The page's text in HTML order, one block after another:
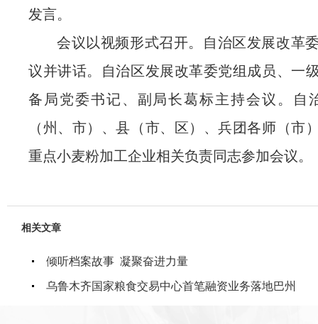
发言。
会议以视频形式召开。 自治区发展改革
议并讲话。自治区发展改革委党组成员 、一
备局党委书记、副局长葛标主持会议。自
（州、市）、县（市、
区） 、兵团各师（市
重点小麦粉加工企业相关负责同志参加会议。
相关文章
倾听档案故事 凝聚奋进力量
乌鲁木齐国家粮食交易中心首笔融资业务落地巴州